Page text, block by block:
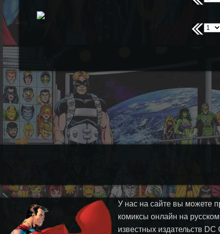
У нас на сайте вы можете
комиксы онлайн на
известных издательств DC